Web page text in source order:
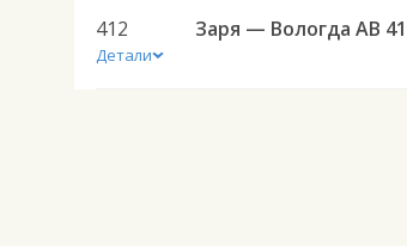
412
Детали
Заря — Вологда АВ